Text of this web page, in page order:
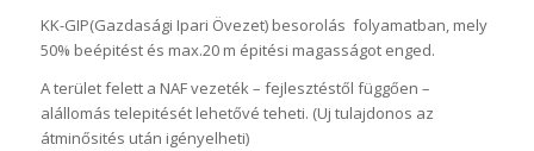
KK-GIP(Gazdasági Ipari Övezet) besorolás folyamatban, mely
50% beépitést és max.20 m épitési magasságot enged.
A terület felett a NAF vezeték – fejlesztéstől függően –
alállomás telepitését lehetővé teheti. (Uj tulajdonos az
átminősités után igényelheti)